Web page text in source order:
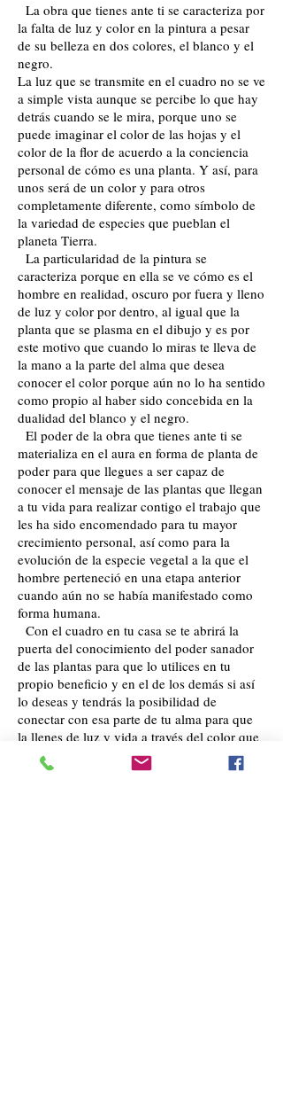
La obra que tienes ante ti se caracteriza por
la falta de luz y color en la pintura a pesar
de su belleza en dos colores, el blanco y el
negro.
La luz que se transmite en el cuadro no se ve
a simple vista aunque se percibe lo que hay
detrás cuando se le mira, porque uno se
puede imaginar el color de las hojas y el
color de la flor de acuerdo a la conciencia
personal de cómo es una planta. Y así, para
unos será de un color y para otros
completamente diferente, como símbolo de
la variedad de especies que pueblan el
planeta Tierra.
La particularidad de la pintura se
caracteriza porque en ella se ve cómo es el
hombre en realidad, oscuro por fuera y lleno
de luz y color por dentro, al igual que la
planta que se plasma en el dibujo y es por
este motivo que cuando lo miras te lleva de
la mano a la parte del alma que desea
conocer el color porque aún no lo ha sentido
como propio al haber sido concebida en la
dualidad del blanco y el negro.
El poder de la obra que tienes ante ti se
materializa en el aura en forma de planta de
poder para que llegues a ser capaz de
conocer el mensaje de las plantas que llegan
a tu vida para realizar contigo el trabajo que
les ha sido encomendado para tu mayor
crecimiento personal, así como para la
evolución de la especie vegetal a la que el
hombre perteneció en una etapa anterior
cuando aún no se había manifestado como
forma humana.
Con el cuadro en tu casa se te abrirá la
puerta del conocimiento del poder sanador
de las plantas para que lo utilices en tu
propio beneficio y en el de los demás si así
lo deseas y tendrás la posibilidad de
conectar con esa parte de tu alma para que
la llenes de luz y vida a través del color que
imagines para ella.